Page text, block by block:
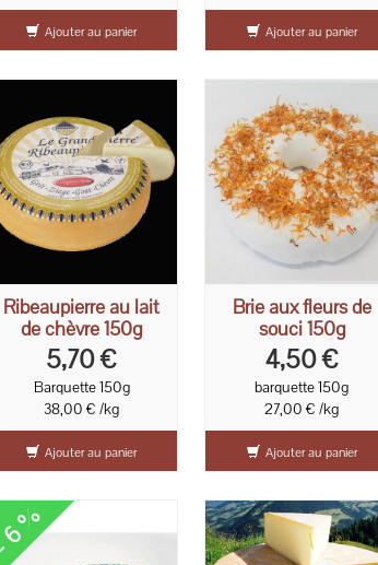
Ajouter au panier Ajouter au panier
Ribeaupierre au lait
de chèvre 150g
5,70 €
Barquette 150g
38,00 € /kg
Ajouter au panier
Brie aux fleurs de
souci 150g
4,50 €
barquette 150g
27,00 € /kg
Ajouter au panier
- 6 %